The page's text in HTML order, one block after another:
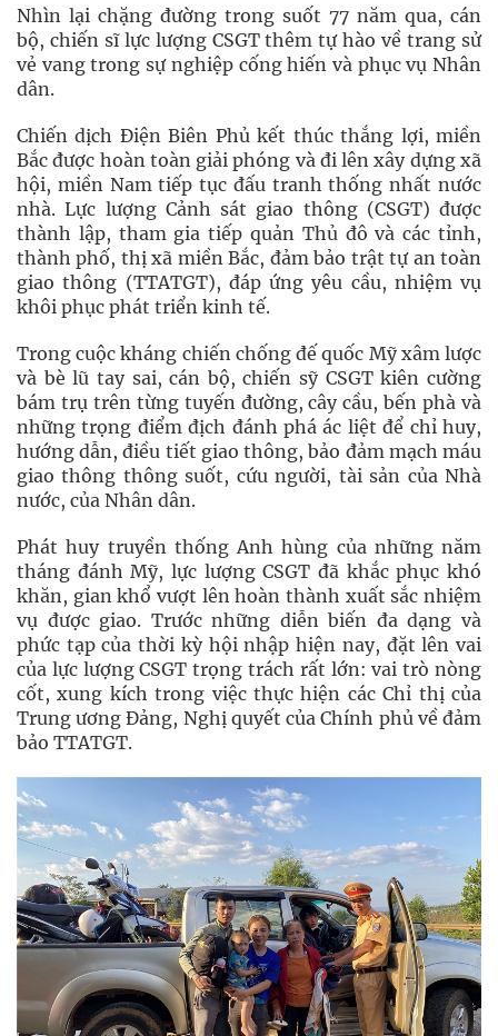
Nhìn lại chặng đường trong suốt 77 năm qua, cán
bộ, chiến sĩ lực lượng CSGT thêm tự hào về trang sử
vẻ vang trong sự nghiệp cống hiến và phục vụ Nhân
dân.
Chiến dịch Điện Biên Phủ kết thúc thắng lợi, miền
Bắc được hoàn toàn giải phóng và đi lên xây dựng xã
hội, miền Nam tiếp tục đấu tranh thống nhất nước
nhà. Lực lượng Cảnh sát giao thông (CSGT) được
thành lập, tham gia tiếp quản Thủ đô và các tỉnh,
thành phố, thị xã miền Bắc, đảm bảo trật tự an toàn
giao thông (TTATGT), đáp ứng yêu cầu, nhiệm vụ
khôi phục phát triển kinh tế.
Trong cuộc kháng chiến chống đế quốc Mỹ xâm lược
và bè lũ tay sai, cán bộ, chiến sỹ CSGT kiên cường
bám trụ trên từng tuyến đường, cây cầu, bến phà và
những trọng điểm địch đánh phá ác liệt để chỉ huy,
hướng dẫn, điều tiết giao thông, bảo đảm mạch máu
giao thông thông suốt, cứu người, tài sản của Nhà
nước, của Nhân dân.
Phát huy truyền thống Anh hùng của những năm
tháng đánh Mỹ, lực lượng CSGT đã khắc phục khó
khăn, gian khổ vượt lên hoàn thành xuất sắc nhiệm
vụ được giao. Trước những diễn biến đa dạng và
phức tạp của thời kỳ hội nhập hiện nay, đặt lên vai
của lực lượng CSGT trọng trách rất lớn: vai trò nòng
cốt, xung kích trong việc thực hiện các Chỉ thị của
Trung ương Đảng, Nghị quyết của Chính phủ về đảm
bảo TTATGT.